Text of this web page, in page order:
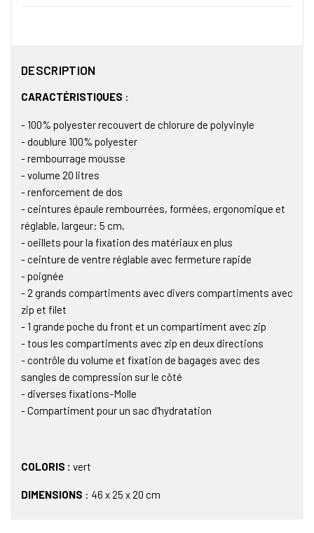
DESCRIPTION
CARACTÉRISTIQUES :
- 100% polyester recouvert de chlorure de polyvinyle
- doublure 100% polyester
- rembourrage mousse
- volume 20 litres
- renforcement de dos
- ceintures épaule rembourrées, formées, ergonomique et
réglable, largeur: 5 cm,
- oeillets pour la fixation des matériaux en plus
- ceinture de ventre réglable avec fermeture rapide
- poignée
- 2 grands compartiments avec divers compartiments avec
zip et filet
- 1 grande poche du front et un compartiment avec zip
- tous les compartiments avec zip en deux directions
- contrôle du volume et fixation de bagages avec des
sangles de compression sur le côté
- diverses fixations-Molle
- Compartiment pour un sac d'hydratation
COLORIS : vert
DIMENSIONS : 46 x 25 x 20 cm